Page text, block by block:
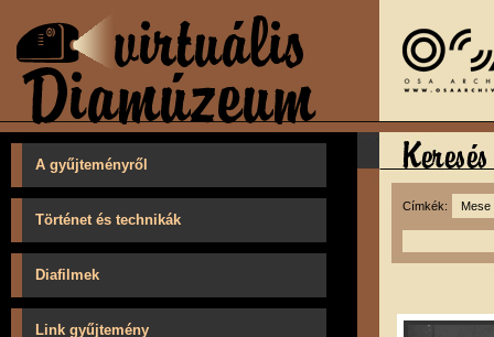
A gyűjteményről
Történet és technikák
Diafilmek
Link gyűjtemény
Címkék: